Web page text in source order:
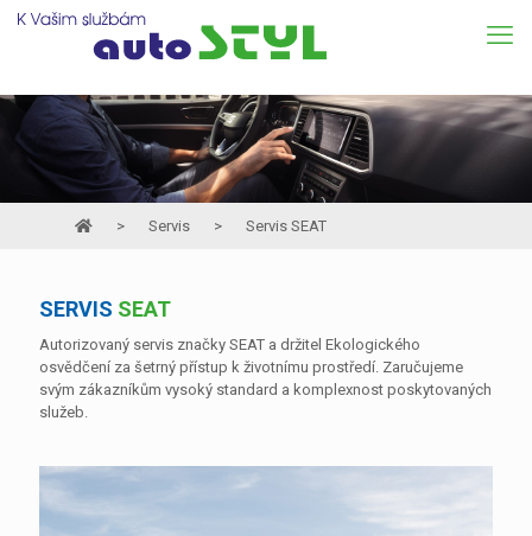
> Servis > Servis SEAT
SERVIS SEAT
Autorizovaný servis značky SEAT a držitel Ekologického
osvědčení za šetrný přístup k životnímu prostředí. Zaručujeme
svým zákazníkům vysoký standard a komplexnost poskytovaných
služeb.